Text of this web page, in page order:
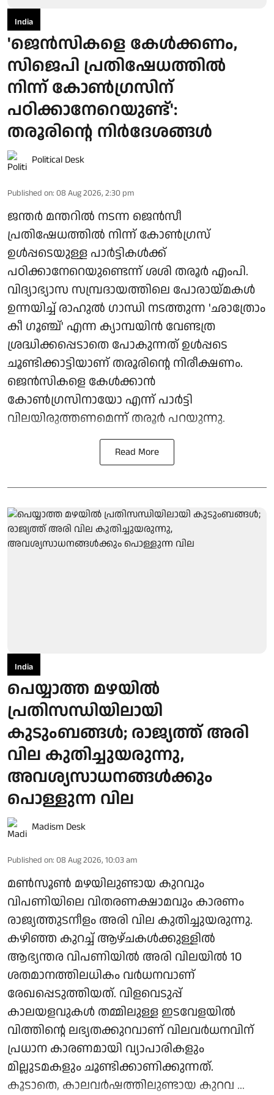
India
'ജെൻസികളെ കേൾക്കണം,
സിജെപി പ്രതിഷേധത്തിൽ
നിന്ന് കോൺഗ്രസിന്
പഠിക്കാനേറെയുണ്ട്':
തരൂരിന്റെ നിർദേശങ്ങൾ
Political Desk
Published on: 08 Aug 2026, 2:30 pm
ജന്തർ മന്തറിൽ നടന്ന ജെൻസീ
പ്രതിഷേധത്തിൽ നിന്ന് കോൺഗ്രസ്
ഉൾപ്പടെയുള്ള പാർട്ടികൾക്ക്
പഠിക്കാനേറെയുണ്ടെന്ന് ശശി തരൂർ എംപി.
വിദ്യാഭ്യാസ സമ്പ്രദായത്തിലെ പോരായ്മകൾ
ഉന്നയിച്ച് രാഹുൽ ഗാന്ധി നടത്തുന്ന 'ഛാത്രോം
കീ ഗൂഞ്ച്' എന്ന ക്യാമ്പയിൻ വേണ്ടത്ര
ശ്രദ്ധിക്കപ്പെടാതെ പോകുന്നത് ഉൾപ്പടെ
ചൂണ്ടിക്കാട്ടിയാണ് തരൂരിന്റെ നിരീക്ഷണം.
ജെൻസികളെ കേൾക്കാൻ
കോൺഗ്രസിനായോ എന്ന് പാർട്ടി
വിലയിരുത്തണമെന്ന് തരൂർ പറയുന്നു.
Read More
India
പെയ്യാത്ത മഴയില്‍
പ്രതിസന്ധിയിലായി
കുടുംബങ്ങള്‍; രാജ്യത്ത് അരി
വില കുതിച്ചുയരുന്നു,
അവശ്യസാധനങ്ങള്‍ക്കും
പൊള്ളുന്ന വില
Madism Desk
Published on: 08 Aug 2026, 10:03 am
മണ്‍സൂണ്‍ മഴയിലുണ്ടായ കുറവും
വിപണിയിലെ വിതരണക്ഷാമവും കാരണം
രാജ്യത്തുടനീളം അരി വില കുതിച്ചുയരുന്നു.
കഴിഞ്ഞ കുറച്ച് ആഴ്ചകള്‍ക്കുള്ളില്‍
ആഭ്യന്തര വിപണിയില്‍ അരി വിലയില്‍ 10
ശതമാനത്തിലധികം വര്‍ധനവാണ്
രേഖപ്പെടുത്തിയത്. വിളവെടുപ്പ്
കാലയളവുകള്‍ തമ്മിലുള്ള ഇടവേളയില്‍
വിത്തിന്റെ ലഭ്യതക്കുറവാണ് വിലവര്‍ധനവിന്
പ്രധാന കാരണമായി വ്യാപാരികളും
മില്ലുടമകളും ചൂണ്ടിക്കാണിക്കുന്നത്.
കൂടാതെ, കാലവര്‍ഷത്തിലുണ്ടായ കുറവ ...